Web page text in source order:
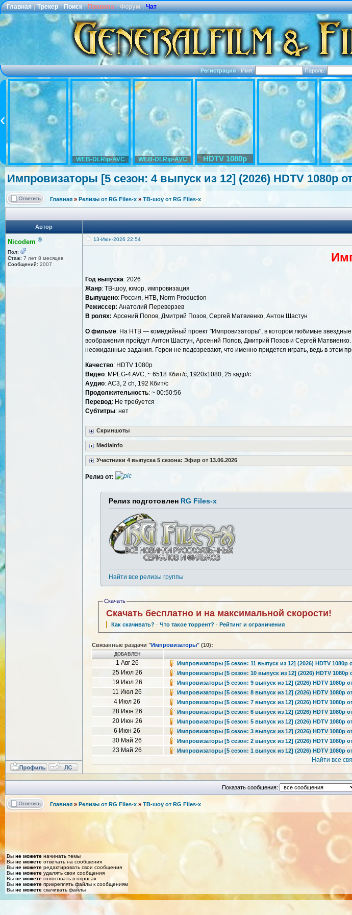
Главная | Трекер | Поиск | Правила | Форум | Чат
Регистрация·Имя: Пароль:
WEB-DLRip-AVC WEB-DLRip-AVC HDTV 1080p
Импровизаторы [5 сезон: 4 выпуск из 12] (2026) HDTV 1080р
Главная » Релизы от RG Files-x » ТВ-шоу от RG Files-x
Автор
Nicodem ®
Пол:
Стаж: 7 лет 8 месяцев
Сообщений: 2007
13-Июн-2026 22:54
Год выпуска: 2026
Жанр: ТВ-шоу, юмор, импровизация
Выпущено: Россия, НТВ, Norm Production
Режиссер: Анатолий Переверзев
В ролях: Арсений Попов, Дмитрий Позов, Сергей Матвиенко, Антон Шастун
О фильме: На НТВ — комедийный проект "Импровизаторы", в котором любимые звездные
воображения пройдут Антон Шастун, Арсений Попов, Дмитрий Позов и Сергей
неожиданные задания. Герои не подозревают, что именно придется играть, ведь в этом
Качество: HDTV 1080р
Видео: MPEG-4 AVC, ~ 6518 Кбит/с, 1920x1080, 25 кадр/с
Аудио: AC3, 2 ch, 192 Кбит/с
Продолжительность: ~ 00:50:56
Перевод: Не требуется
Субтитры: нет
Скриншоты
MediaInfo
Участники 4 выпуска 5 сезона: Эфир от 13.06.2026
Релиз от:
Релиз подготовлен RG Files-x
Найти все релизы группы
Скачать
Скачать бесплатно и на максимальной скорости!
Как скачивать? ·Что такое торрент? · Рейтинг и ограничения
Связанные раздачи "Импровизаторы" (10):
ДОБАВЛЕН
1 Авг 26 Импровизаторы [5 сезон: 11 выпуск из 12] (2026) HDTV 1080р
25 Июл 26
Импровизаторы [5 сезон: 10 выпуск из 12] (2026) HDTV 1080р
19 Июл 26
Импровизаторы [5 сезон: 9 выпуск из 12] (2026) HDTV 1080р
11 Июл 26
Импровизаторы [5 сезон: 8 выпуск из 12] (2026) HDTV 1080р
4 Июл 26
Импровизаторы [5 сезон: 7 выпуск из 12] (2026) HDTV 1080р
28 Июн 26
Импровизаторы [5 сезон: 6 выпуск из 12] (2026) HDTV 1080р
20 Июн 26
Импровизаторы [5 сезон: 5 выпуск из 12] (2026) HDTV 1080р
6 Июн 26
Импровизаторы [5 сезон: 3 выпуск из 12] (2026) HDTV 1080р
30 Май 26
Импровизаторы [5 сезон: 2 выпуск из 12] (2026) HDTV 1080р
23 Май 26
Импровизаторы [5 сезон: 1 выпуск из 12] (2026) HDTV 1080р
Найти все
Показать сообщения:
Главная » Релизы от RG Files-x » ТВ-шоу от RG Files-x
Вы не можете начинать темы
Вы не можете отвечать на сообщения
Вы не можете редактировать свои сообщения
Вы не можете удалять свои сообщения
Вы не можете голосовать в опросах
Вы не можете прикреплять файлы к сообщениям
Вы не можете скачивать файлы